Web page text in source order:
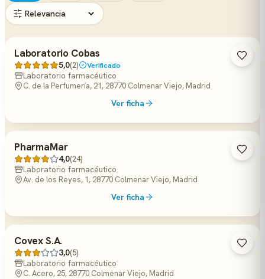
Laboratorio Cobas
5,0(2) Verificado
Laboratorio farmacéutico
C. de la Perfumería, 21, 28770 Colmenar Viejo, Madrid
Ver ficha
PharmaMar
4,0(24)
Laboratorio farmacéutico
Av. de los Reyes, 1, 28770 Colmenar Viejo, Madrid
Ver ficha
Covex S.A.
3,0(5)
Laboratorio farmacéutico
C. Acero, 25, 28770 Colmenar Viejo, Madrid